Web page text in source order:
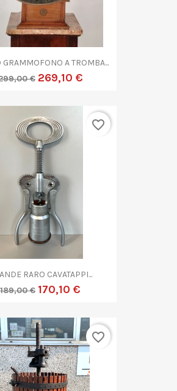
GRAMMOFONO A TROMBA...
€ 269,10 €
RARO CAVATAPPI...
189,00 € 170,10 €
favorite_border
favorite_border